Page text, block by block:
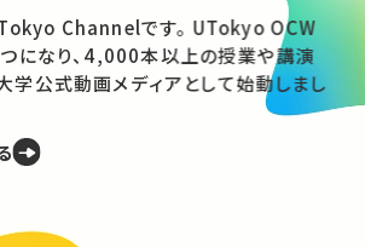
Channelです。 UTokyo OCW
になり、4,000本以上の授業や講演
学公式動画メディアとして始動しまし